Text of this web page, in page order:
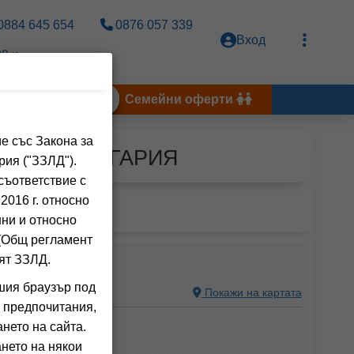
645 654 0876 057 339
ч.
Вход
Семейни оферти
БЪЛГАРИЯ
БЪЛГАРИЯ Покажи на картата
на клиенти)
със Закона за
("ЗЗЛД").
с
г. относно
и относно
регламент
ЗЗЛД.
браузър под
на сайта.
на някои